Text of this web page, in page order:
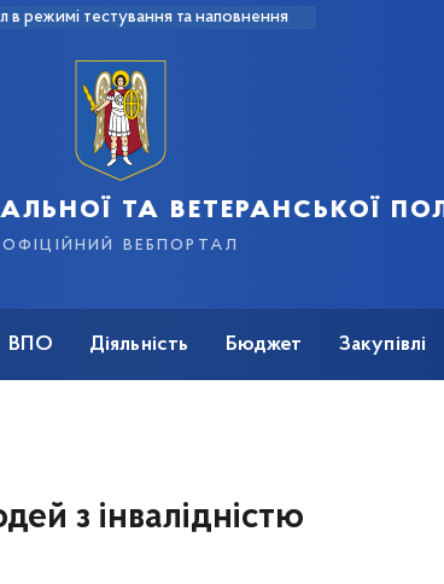
в режимі тестування та наповнення
та ветеранської
офіційний вебпортал
ВПО Діяльність Бюджет Закупівлі
з інвалідністю